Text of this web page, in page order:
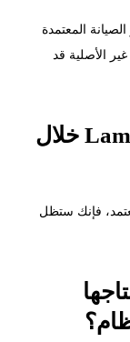
المعتمدة
الأصلية قد
هل يمكنني صيانة Lamborghini خلال
فإنك ستظل